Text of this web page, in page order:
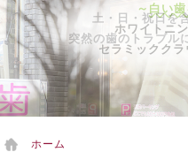
土・日・祝日を
突然の歯のトラブル
～ 白い
ホワイトニ
セラミックク
ホーム